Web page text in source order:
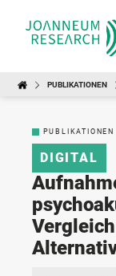
PUBLIKATIONEN
PUBLIKATIONEN
DIGITAL